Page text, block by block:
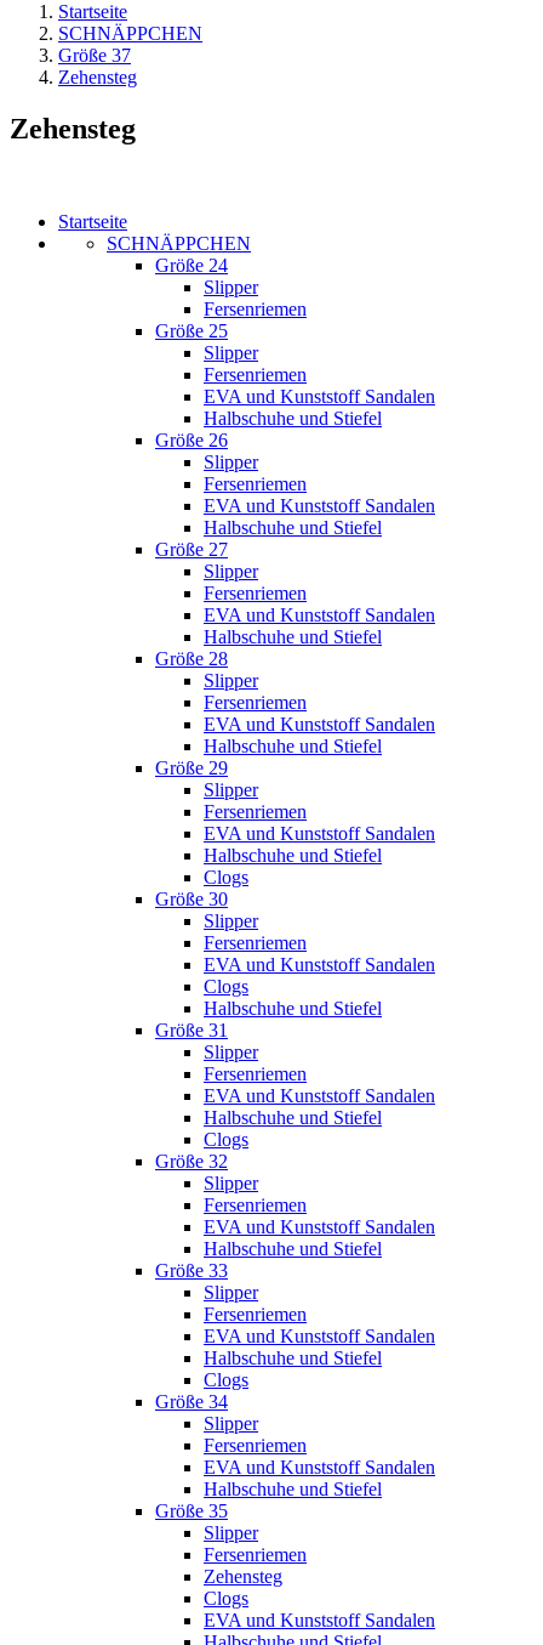
Startseite
SCHNÄPPCHEN
Größe 37
Zehensteg
Zehensteg
Startseite
SCHNÄPPCHEN
Größe 24
Slipper
Fersenriemen
Größe 25
Slipper
Fersenriemen
EVA und Kunststoff Sandalen
Halbschuhe und Stiefel
Größe 26
Slipper
Fersenriemen
EVA und Kunststoff Sandalen
Halbschuhe und Stiefel
Größe 27
Slipper
Fersenriemen
EVA und Kunststoff Sandalen
Halbschuhe und Stiefel
Größe 28
Slipper
Fersenriemen
EVA und Kunststoff Sandalen
Halbschuhe und Stiefel
Größe 29
Slipper
Fersenriemen
EVA und Kunststoff Sandalen
Halbschuhe und Stiefel
Clogs
Größe 30
Slipper
Fersenriemen
EVA und Kunststoff Sandalen
Clogs
Halbschuhe und Stiefel
Größe 31
Slipper
Fersenriemen
EVA und Kunststoff Sandalen
Halbschuhe und Stiefel
Clogs
Größe 32
Slipper
Fersenriemen
EVA und Kunststoff Sandalen
Halbschuhe und Stiefel
Größe 33
Slipper
Fersenriemen
EVA und Kunststoff Sandalen
Halbschuhe und Stiefel
Clogs
Größe 34
Slipper
Fersenriemen
EVA und Kunststoff Sandalen
Halbschuhe und Stiefel
Größe 35
Slipper
Fersenriemen
Zehensteg
Clogs
EVA und Kunststoff Sandalen